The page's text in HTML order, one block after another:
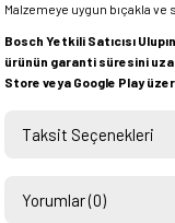
Malzemeye uygun bıçakla ve
Bosch Yetkili Satıcısı
ürünün garanti süresini
Store veya Google Play
Taksit Seçenekleri
Yorumlar (0)